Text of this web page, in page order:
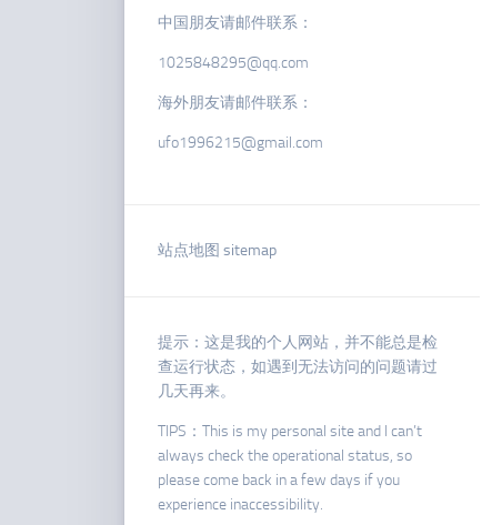
中国朋友请邮件联系：
1025848295@qq.com
海外朋友请邮件联系：
ufo1996215@gmail.com
站点地图 sitemap
提示：这是我的个人网站，并不能总是检
查运行状态，如遇到无法访问的问题请过
几天再来。
TIPS：This is my personal site and I can’t
always check the operational status, so
please come back in a few days if you
experience inaccessibility.